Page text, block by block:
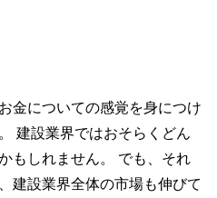
金についての感覚を身につけ
建設業界ではおそらくどん
もしれません。 でも、それ
建設業界全体の市場も伸びて